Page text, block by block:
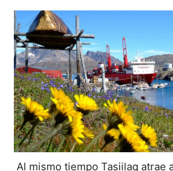
Al mismo tiempo Tasiilaq atrae